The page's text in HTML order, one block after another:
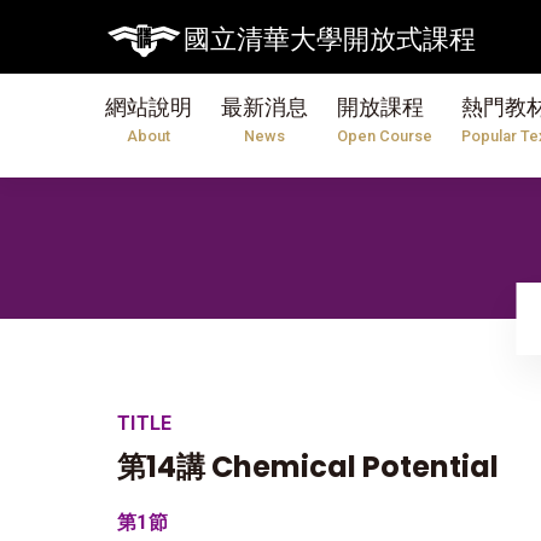
國立清華大學開放式課程
網站說明
About
最新消息
News
開放課程
Open Course
熱門教
Popular
TITLE
第14講 Chemical Potential
第1節